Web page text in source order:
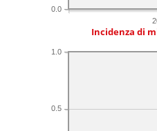
0.0
Incidenza di
0.5
1.0